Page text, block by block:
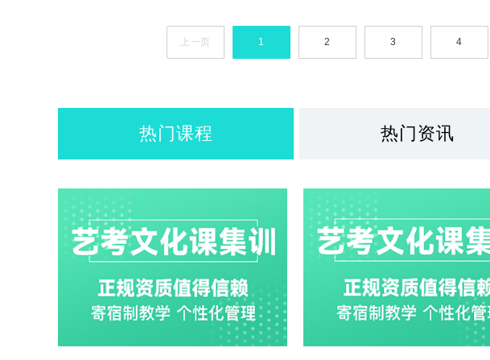
上一页 1 2 3 4
热门课程 热门资讯